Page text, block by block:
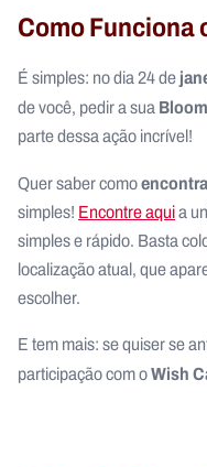
Como Funciona
É simples: no dia 24 de
de você, pedir a sua
parte dessa ação incrível!
Quer saber como
simples! Encontre aquia
simples e rápido. Basta
localização atual, que
escolher.
E tem mais: se quiser se
participação com oWish